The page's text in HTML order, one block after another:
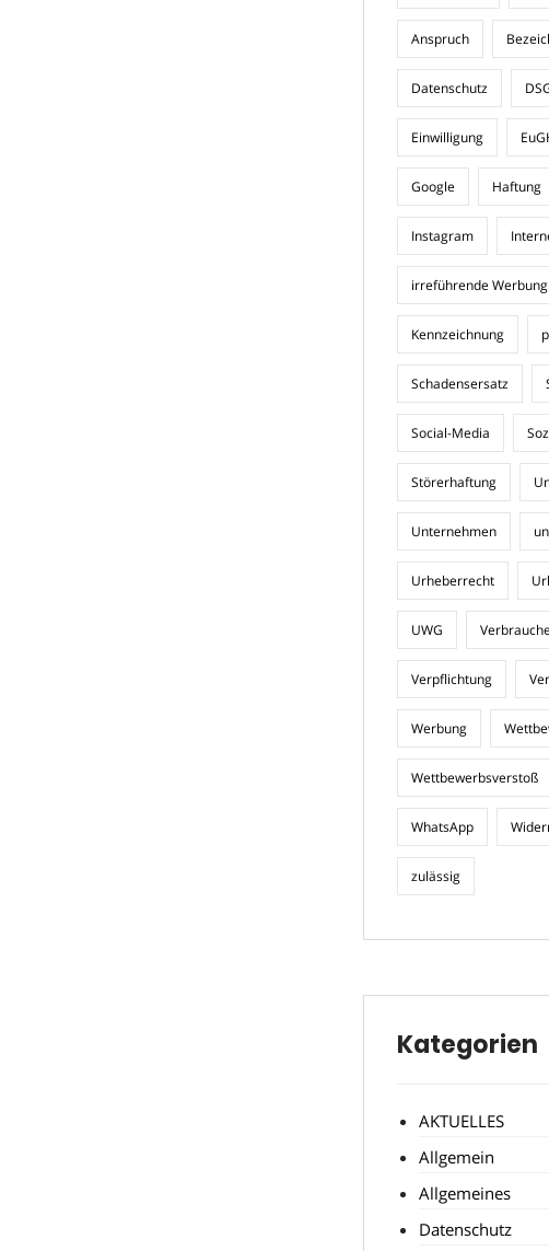
Anspruch
Datenschutz
Einwilligung
Google Haftung
Instagram
irreführende Werbung
Kennzeichnung
Schadensersatz
Social-Media
Störerhaftung
Unternehmen
Urheberrecht
UWG
Verpflichtung
Werbung
Wettbewerbsverstoß
WhatsApp
zulässig
Kategorien
AKTUELLES
Allgemein
Allgemeines
Datenschutz